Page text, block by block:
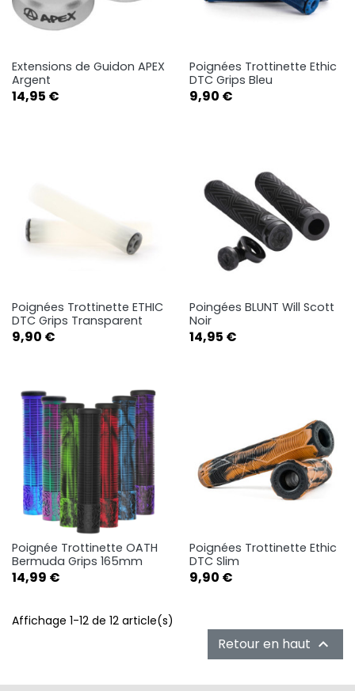
Extensions de Guidon APEX
Argent
Prix
14,95 €
Poignées Trottinette Ethic
DTC Grips Bleu
Prix
9,90 €
Poignées Trottinette ETHIC
DTC Grips Transparent
Prix
9,90 €
Poingées BLUNT Will Scott
Noir
Prix
14,95 €
Poignée Trottinette OATH
Bermuda Grips 165mm
Prix
14,99 €
Poignées Trottinette Ethic
DTC Slim
Prix
9,90 €
Affichage 1-12 de 12 article(s)
Retour en haut 